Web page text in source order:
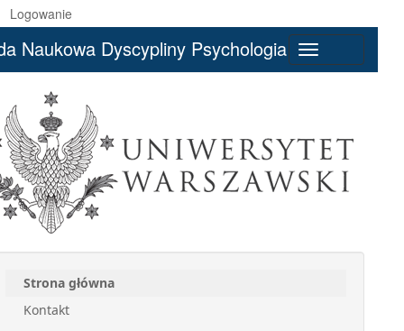
Logowanie
navigation
Naukowa Dyscypliny Psychologia
Strona główna
Kontakt